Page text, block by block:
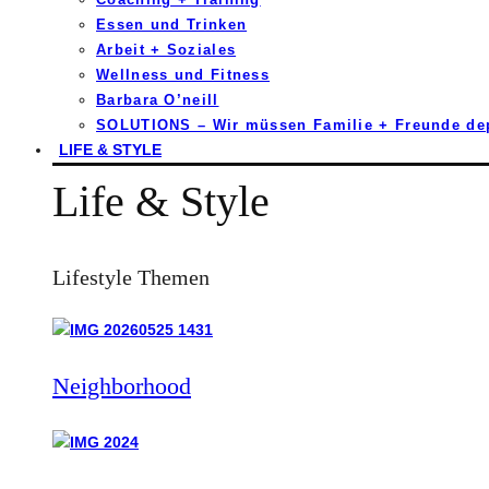
Essen und Trinken
Arbeit + Soziales
Wellness und Fitness
Barbara O’neill
SOLUTIONS – Wir müssen Familie + Freunde
LIFE & STYLE
Life & Style
Lifestyle Themen
Neighborhood